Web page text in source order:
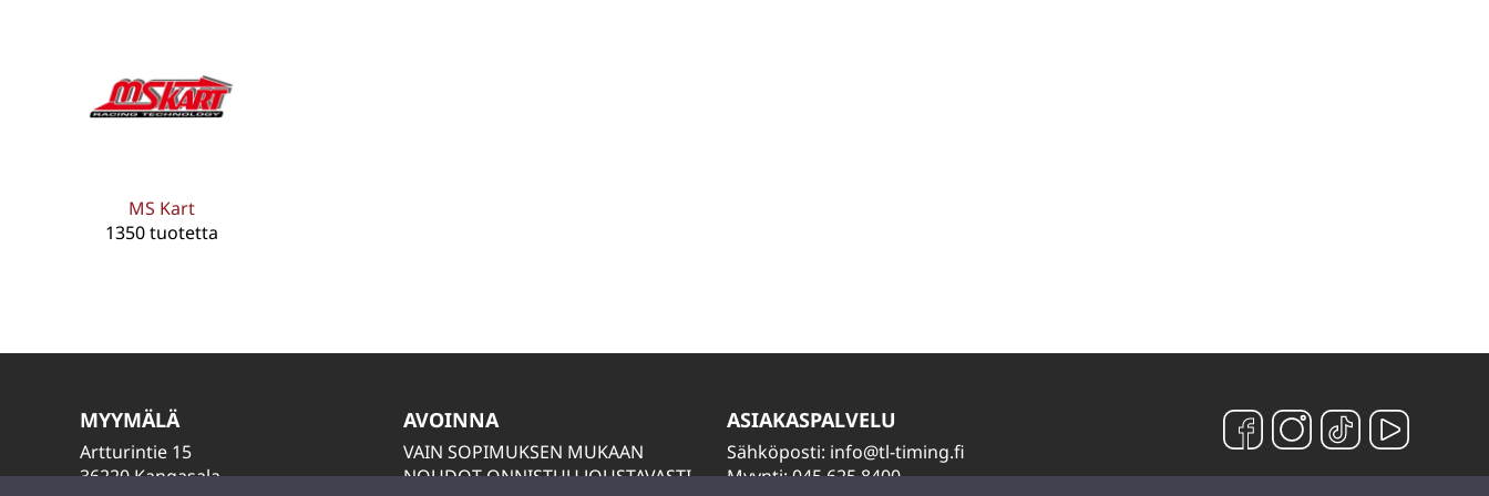
MS Kart
1350 tuotetta
MYYMÄLÄ
Artturintie 15
36220 Kangasala
AVOINNA
VAIN SOPIMUKSEN MUKAAN
NOUDOT ONNISTUU JOUSTAVASTI
ASIAKASPALVELU
Sähköposti: info@tl-timing.fi
Myynti: 045 625 8400